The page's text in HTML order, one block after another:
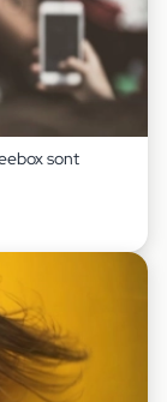
sont